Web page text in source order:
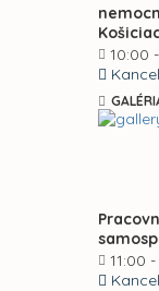
10:00
11:00